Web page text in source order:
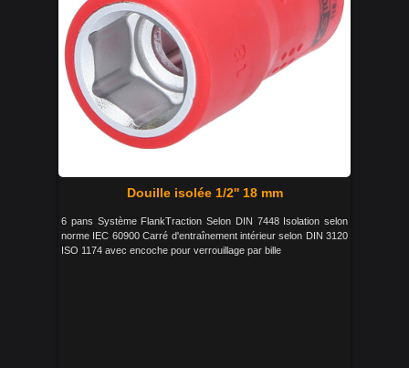
Douille isolée 1/2'' 18 mm
6 pans Système FlankTraction Selon DIN 7448 Isolation selon
norme IEC 60900 Carré d'entraînement intérieur selon DIN 3120
ISO 1174 avec encoche pour verrouillage par bille